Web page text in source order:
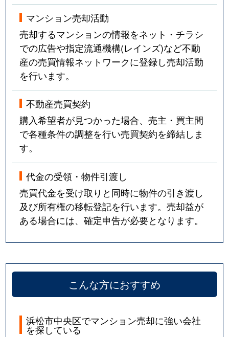
マンション売却活動
売却するマンションの情報をネット・チラシ
での広告や指定流通機構(レインズ)など不動
産の売買情報ネットワークに登録し売却活動
を行います。
不動産売買契約
購入希望者が見つかった場合、売主・買主間
で各種条件の調整を行い売買契約を締結しま
す。
代金の受領・物件引渡し
売買代金を受け取りと同時に物件の引き渡し
及び所有権の移転登記を行います。売却益が
ある場合には、確定申告が必要となります。
こんな方におすすめ
浜松市中央区でマンション売却に強い会社
を探している